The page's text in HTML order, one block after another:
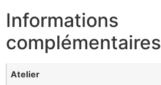
Informations
complémentaires
Atelier